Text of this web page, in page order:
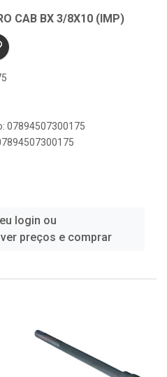
CAB BX 3/8X10 (IMP)
07894507300175
login ou
preços e comprar